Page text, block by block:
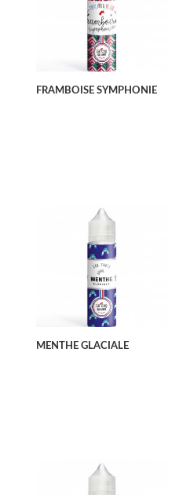
FRAMBOISE SYMPHONIE
MENTHE GLACIALE